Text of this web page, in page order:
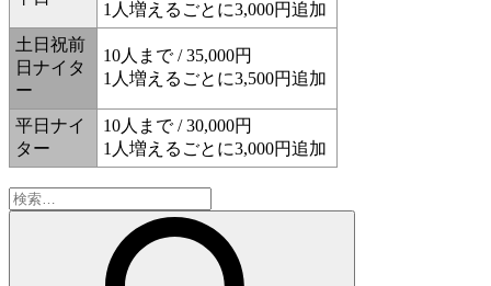
1人増えるごとに3,000円追加
土日祝前
日ナイタ
ー
10人まで / 35,000円
1人増えるごとに3,500円追加
平日ナイ
ター
10人まで / 30,000円
1人増えるごとに3,000円追加
検
索: